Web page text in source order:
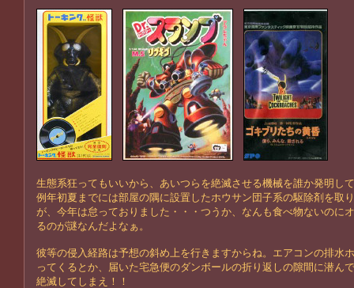
生態系狂ってもいいから、あいつらを絶滅させる機械を誰か発明し
例年初夏までには部屋の隅に設置したホウサン団子系の駆除剤を取
が、今年は怠っておりました・・・つうか、なんも食べ物ないのに
るのが謎なんだよなぁ。
彼等の侵入経路は予想の斜め上を行きますからね。エアコンの排水
ってくるとか、届いた宅急便のダンボールの折り返しの隙間に潜ん
絶滅してしまえ！！